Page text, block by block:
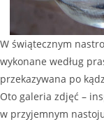
W świątecznym
wykonane według
przekazywana po
Oto galeria zdjęć –
w przyjemnym